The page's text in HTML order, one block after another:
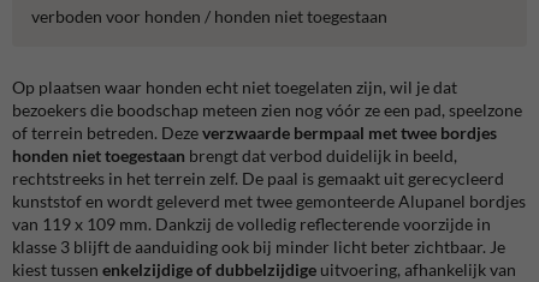
verboden voor honden / honden niet toegestaan
Op plaatsen waar honden echt niet toegelaten zijn, wil je dat
bezoekers die boodschap meteen zien nog vóór ze een pad, speelzone
of terrein betreden. Dezeverzwaarde bermpaal met twee bordjes
honden niet toegestaan brengt dat verbod duidelijk in beeld,
rechtstreeks in het terrein zelf. De paal is gemaakt uit gerecycleerd
kunststof en wordt geleverd met twee gemonteerde Alupanel bordjes
van 119 x 109 mm. Dankzij de volledig reflecterende voorzijde in
klasse 3 blijft de aanduiding ook bij minder licht beter zichtbaar. Je
kiest tussen enkelzijdige of dubbelzijdige uitvoering, afhankelijk van